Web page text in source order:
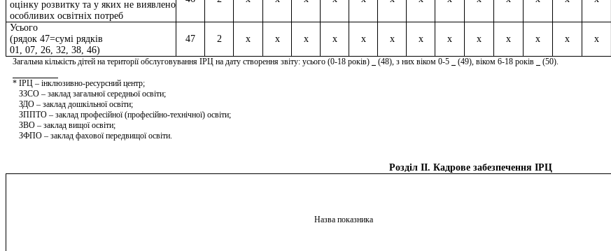
оцінку розвитку та у яких не виявлено
особливих освітніх потреб
Усього
(рядок 47=сумі рядків
01, 07, 26, 32, 38, 46)
47 2 x x x x x x x x x x x x x
Загальна кількість дітей на території обслуговування ІРЦ на дату створення звіту: усього (0-18 років) (48), з них віком 0-5 (49), віком 6-18 років (50).
* ІРЦ – інклюзивно-ресурсний центр;
ЗЗСО – заклад загальної середньої освіти;
ЗДО – заклад дошкільної освіти;
ЗППТО – заклад професійної (професійно-технічної) освіти;
ЗВО – заклад вищої освіти;
ЗФПО – заклад фахової передвищої освіти.
Розділ II. Кадрове забезпечення ІРЦ
Назва показника